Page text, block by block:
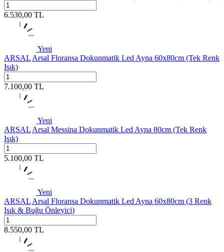
6.530,00 TL
Yeni
ARSAL Arsal Floransa Dokunmatik Led Ayna 60x80cm (Tek Renk
Işık)
7.100,00 TL
Yeni
ARSAL Arsal Messina Dokunmatik Led Ayna 80cm (Tek Renk
Işık)
5.100,00 TL
Yeni
ARSAL Arsal Floransa Dokunmatik Led Ayna 60x80cm (3 Renk
Işık & Buğu Önleyici)
8.550,00 TL